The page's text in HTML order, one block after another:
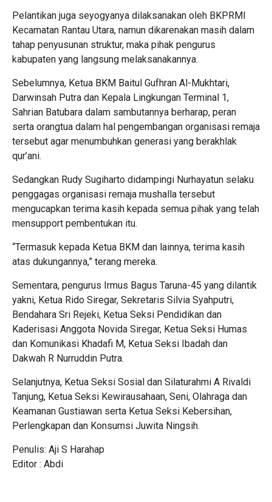
Pelantikan juga seyogyanya dilaksanakan oleh BKPRMI
Kecamatan Rantau Utara, namun dikarenakan masih dalam
tahap penyusunan struktur, maka pihak pengurus
kabupaten yang langsung melaksanakannya.
Sebelumnya, Ketua BKM Baitul Gufhran Al-Mukhtari,
Darwinsah Putra dan Kepala Lingkungan Terminal 1,
Sahrian Batubara dalam sambutannya berharap, peran
serta orangtua dalam hal pengembangan organisasi remaja
tersebut agar menumbuhkan generasi yang berakhlak
qur’ani.
Sedangkan Rudy Sugiharto didampingi Nurhayatun selaku
penggagas organisasi remaja mushalla tersebut
mengucapkan terima kasih kepada semua pihak yang telah
mensupport pembentukan itu.
“Termasuk kepada Ketua BKM dan lainnya, terima kasih
atas dukungannya,” terang mereka.
Sementara, pengurus Irmus Bagus Taruna-45 yang dilantik
yakni, Ketua Rido Siregar, Sekretaris Silvia Syahputri,
Bendahara Sri Rejeki, Ketua Seksi Pendidikan dan
Kaderisasi Anggota Novida Siregar, Ketua Seksi Humas
dan Komunikasi Khadafi M, Ketua Seksi Ibadah dan
Dakwah R Nurruddin Putra.
Selanjutnya, Ketua Seksi Sosial dan Silaturahmi A Rivaldi
Tanjung, Ketua Seksi Kewirausahaan, Seni, Olahraga dan
Keamanan Gustiawan serta Ketua Seksi Kebersihan,
Perlengkapan dan Konsumsi Juwita Ningsih.
Penulis: Aji S Harahap
Editor : Abdi